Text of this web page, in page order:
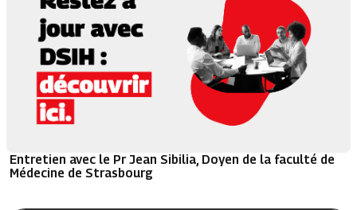
Entretien avec le Pr Jean Sibilia, Doyen de la faculté de
Médecine de Strasbourg